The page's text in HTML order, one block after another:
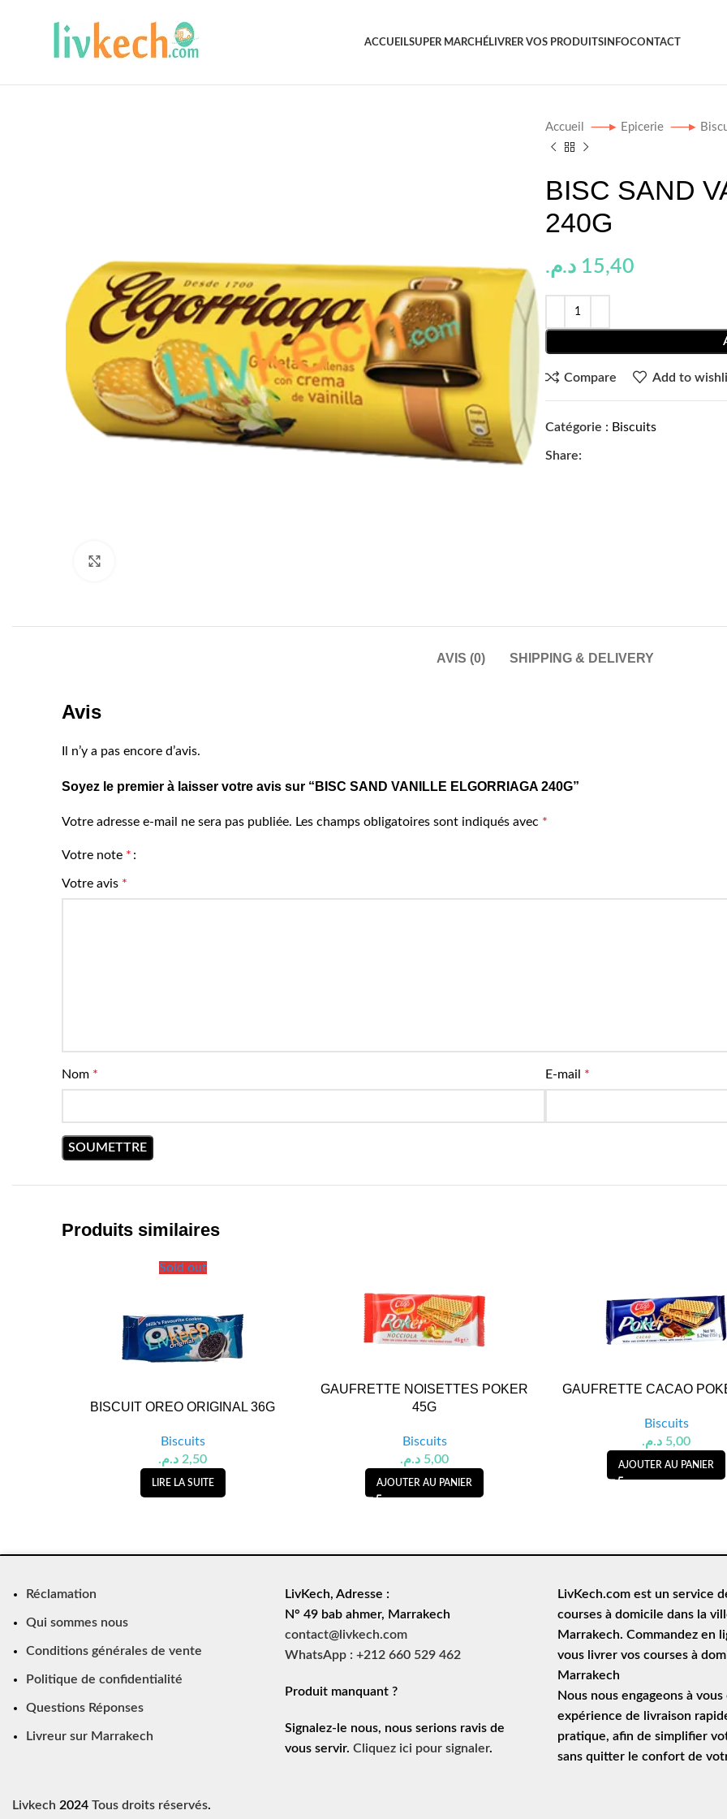
ACCUEILSUPER MARCHÉ LIVRER VOS PRODUITS INFOCONTACT
Accueil Epicerie
BISC SAND
240G
15,40 د.م.
Compare Add to
Catégorie : Biscuits
Share:
AVIS (0) SHIPPING & DELIVERY
Avis
Il n’y a pas encore d’avis.
Soyez le premier à laisser votre avis sur “BISC SAND VANILLE ELGORRIAGA 240G”
Votre adresse e-mail ne sera pas publiée. Les champs obligatoires sont indiqués avec *
Votre note *
Votre avis *
Nom * E-mail *
Produits similaires
Sold out
BISCUIT OREO ORIGINAL 36G
Biscuits
2,50 د.م.
LIRE LA SUITE
GAUFRETTE NOISETTES POKER
45G
Biscuits
5,00 د.م.
AJOUTER AU PANIER
GAUFRETTE CACAO
Biscuits
5,00 د.م.
AJOUTER AU PANIER
Réclamation
Qui sommes nous
Conditions générales de vente
Politique de confidentialité
Questions Réponses
Livreur sur Marrakech
LivKech, Adresse :
N° 49 bab ahmer, Marrakech
contact@livkech.com
WhatsApp : +212 660 529 462
Produit manquant ?
Signalez-le nous, nous serions ravis de
vous servir. Cliquez ici pour signaler.
LivKech.com est un service
courses à domicile dans la
Marrakech. Commandez en
vous livrer vos courses à
Marrakech
Nous nous engageons à
expérience de
livraison
pratique, afin de simplifier
sans quitter le confort de
Livkech 2024Tous droits réservés.